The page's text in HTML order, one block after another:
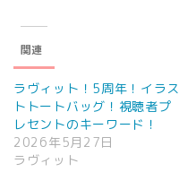
関連
ラヴィット！5周年！イラス
トトートバッグ！視聴者プ
レセントのキーワード！
2026年5月27日
ラヴィット